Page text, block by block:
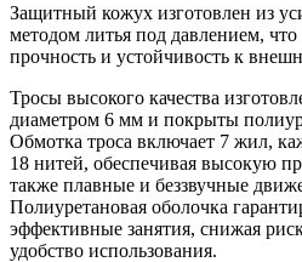
Защитный кожух изготовлен из
методом литья под давлением,
прочность и устойчивость к
Тросы высокого качества
диаметром 6 мм и покрыты
Обмотка троса включает 7 жил,
18 нитей, обеспечивая высокую
также плавные и беззвучные
Полиуретановая оболочка
эффективные занятия, снижая
удобство использования.